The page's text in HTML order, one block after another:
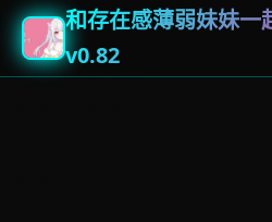
和存在感薄弱妹妹一
v0.82